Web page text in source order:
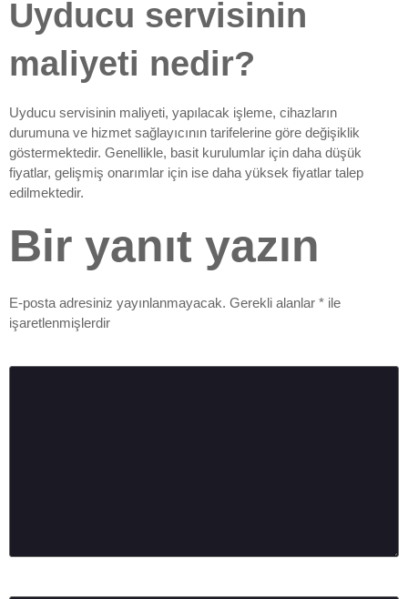
Uyducu servisinin
maliyeti nedir?
Uyducu servisinin maliyeti, yapılacak işleme, cihazların
durumuna ve hizmet sağlayıcının tarifelerine göre değişiklik
göstermektedir. Genellikle, basit kurulumlar için daha düşük
fiyatlar, gelişmiş onarımlar için ise daha yüksek fiyatlar talep
edilmektedir.
Bir yanıt yazın
E-posta adresiniz yayınlanmayacak. Gerekli alanlar * ile
işaretlenmişlerdir